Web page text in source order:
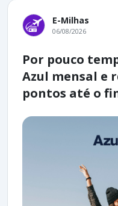
E-Milhas
06/08/2026
Por pouco
Azul mensal e
pontos até o